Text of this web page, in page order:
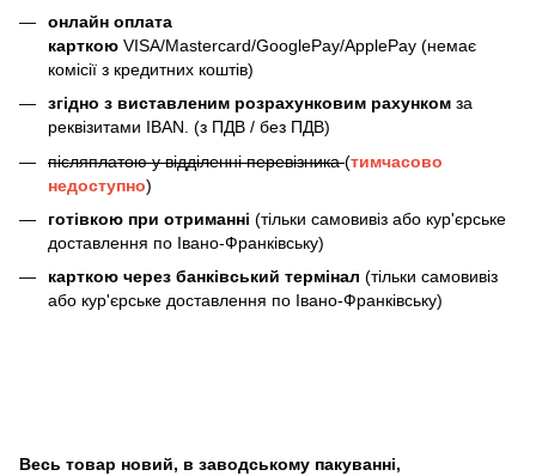
онлайн оплата
карткою VISA/Mastercard/GooglePay/ApplePay (немає
комісії з кредитних коштів)
згідно з виставленим розрахунковим рахунком за
реквізитами IBAN. (з ПДВ / без ПДВ)
післяплатою у відділенні перевізника(тимчасово
недоступно)
готівкою при отриманні (тільки самовивіз або кур'єрське
доставлення по Івано-Франківську)
карткою через банківський термінал (тільки самовивіз
або кур'єрське доставлення по Івано-Франківську)
Весь товар новий, в заводському пакуванні,